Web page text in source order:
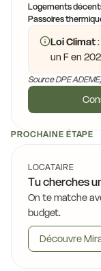
Logements
Passoires
Loi Climat
un F en
Source DPE
PROCHAINE ÉTAPE
LOCATAIRE
Tu cherches
On te matche
budget.
Découvre